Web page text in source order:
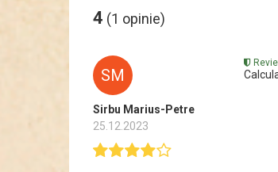
4 (1 opinie)
SM
Sirbu Marius-Petre
25.12.2023